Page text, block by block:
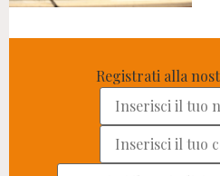
Registrati alla